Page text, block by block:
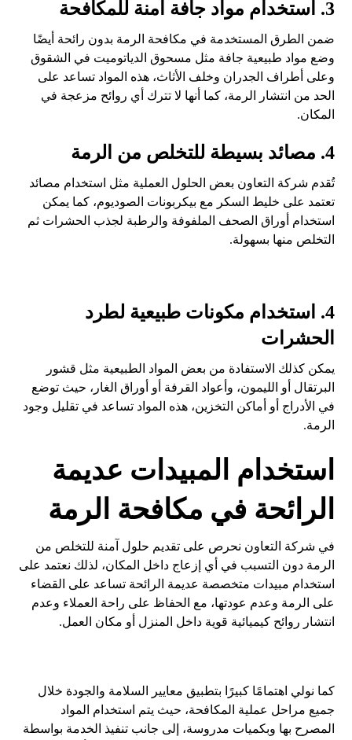
3. استخدام مواد جافة آمنة للمكافحة
ضمن الطرق المستخدمة في مكافحة الرمة بدون رائحة أيضًا
وضع مواد طبيعية جافة مثل مسحوق الدياتوميت في الشقوق
وعلى أطراف الجدران وخلف الأثاث، هذه المواد تساعد على
الحد من انتشار الرمة، كما أنها لا تترك أي روائح مزعجة في
المكان.
4. مصائد بسيطة للتخلص من الرمة
تُقدم شركة التعاون بعض الحلول العملية مثل استخدام مصائد
تعتمد على خليط السكر مع بيكربونات الصوديوم، كما يمكن
استخدام أوراق الصحف الملفوفة والرطبة لجذب الحشرات ثم
التخلص منها بسهولة.
4. استخدام مكونات طبيعية لطرد
الحشرات
يمكن كذلك الاستفادة من بعض المواد الطبيعية مثل قشور
البرتقال أو الليمون، وأعواد القرفة أو أوراق الغار، حيث توضع
في الأدراج أو أماكن التخزين، هذه المواد تساعد في تقليل وجود
الرمة.
استخدام المبيدات عديمة
الرائحة في مكافحة الرمة
في شركة التعاون نحرص على تقديم حلول آمنة للتخلص من
الرمة دون التسبب في أي إزعاج داخل المكان، لذلك نعتمد على
استخدام مبيدات متخصصة عديمة الرائحة تساعد على القضاء
على الرمة وعدم عودتها، مع الحفاظ على راحة العملاء وعدم
انتشار روائح كيميائية قوية داخل المنزل أو مكان العمل.
كما نولي اهتمامًا كبيرًا بتطبيق معايير السلامة والجودة خلال
جميع مراحل عملية المكافحة، حيث يتم استخدام المواد
المصرح بها وبكميات مدروسة، إلى جانب تنفيذ الخدمة بواسطة